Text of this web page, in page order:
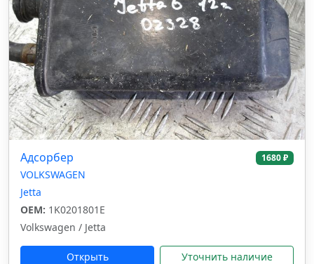
Адсорбер 1680 ₽
VOLKSWAGEN
Jetta
OEM: 1K0201801E
Volkswagen / Jetta
Открыть Уточнить наличие